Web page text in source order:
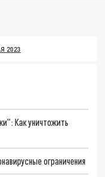
2023
Как уничтожить
ограничения